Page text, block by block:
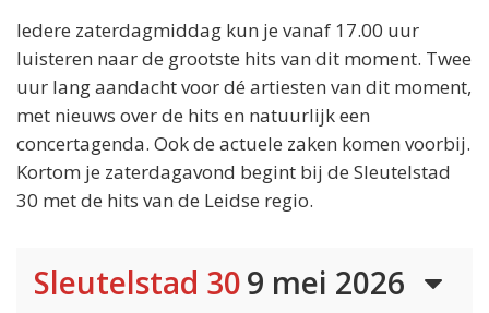
Iedere zaterdagmiddag kun je vanaf 17.00 uur
luisteren naar de grootste hits van dit moment. Twee
uur lang aandacht voor dé artiesten van dit moment,
met nieuws over de hits en natuurlijk een
concertagenda. Ook de actuele zaken komen voorbij.
Kortom je zaterdagavond begint bij de Sleutelstad
30 met de hits van de Leidse regio.
Sleutelstad 309 mei 2026